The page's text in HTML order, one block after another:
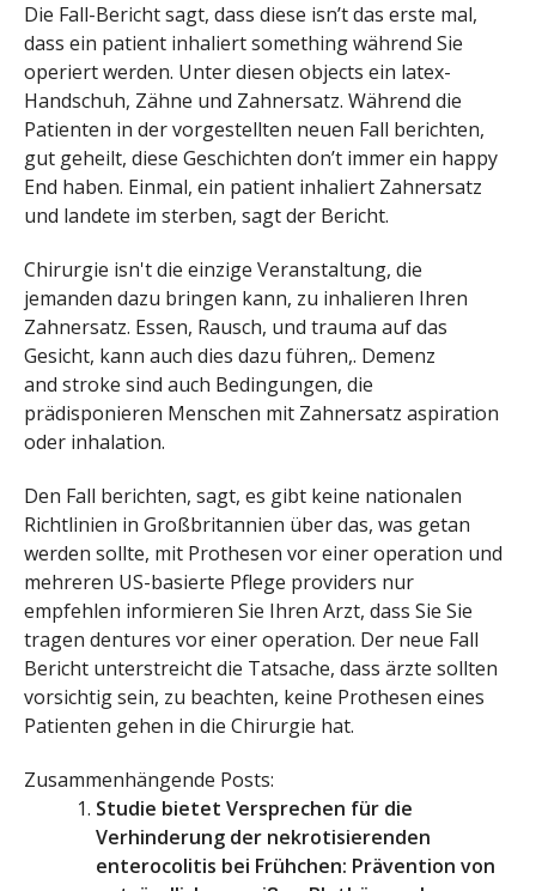
Die Fall-Bericht sagt, dass diese isn’t das erste mal,
dass ein patient inhaliert something während Sie
operiert werden. Unter diesen objects ein latex-
Handschuh, Zähne und Zahnersatz. Während die
Patienten in der vorgestellten neuen Fall berichten,
gut geheilt, diese Geschichten don’t immer ein happy
End haben. Einmal, ein patient inhaliert Zahnersatz
und landete im sterben, sagt der Bericht.
Chirurgie isn't die einzige Veranstaltung, die
jemanden dazu bringen kann, zu inhalieren Ihren
Zahnersatz. Essen, Rausch, und trauma auf das
Gesicht, kann auch dies dazu führen,. Demenz
and stroke sind auch Bedingungen, die
prädisponieren Menschen mit Zahnersatz aspiration
oder inhalation.
Den Fall berichten, sagt, es gibt keine nationalen
Richtlinien in Großbritannien über das, was getan
werden sollte, mit Prothesen vor einer operation und
mehreren US-basierte Pflege providers nur
empfehlen informieren Sie Ihren Arzt, dass Sie Sie
tragen dentures vor einer operation. Der neue Fall
Bericht unterstreicht die Tatsache, dass ärzte sollten
vorsichtig sein, zu beachten, keine Prothesen eines
Patienten gehen in die Chirurgie hat.
Zusammenhängende Posts:
Studie bietet Versprechen für die
Verhinderung der nekrotisierenden
enterocolitis bei Frühchen: Prävention von